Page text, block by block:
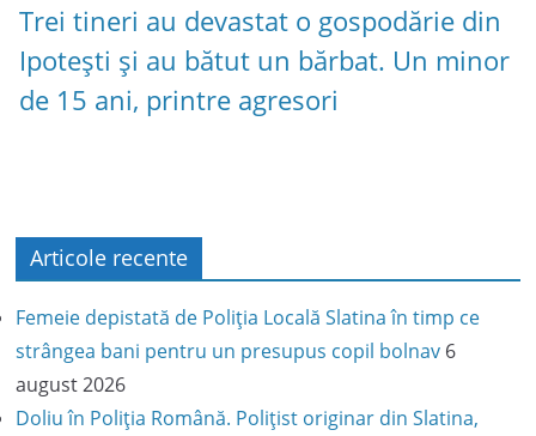
Trei tineri au devastat o gospodărie din
Ipotești și au bătut un bărbat. Un minor
de 15 ani, printre agresori
Articole recente
Femeie depistată de Poliția Locală Slatina în timp ce
strângea bani pentru un presupus copil bolnav 6
august 2026
Doliu în Poliția Română. Polițist originar din Slatina,